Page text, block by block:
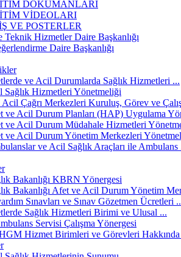
DÖKÜMANLARI
VİDEOLARI
VE POSTERLER
Hizmetler Daire Başkanlığı
Daire Başkanlığı
ve Acil Durumlarda Sağlık Hizmetleri ...
Sağlık Hizmetleri Yönetmeliği
Acil Çağrı Merkezleri Kuruluş, Görev ve
ve Acil Durum Planları (HAP) Uygulama
ve Acil Durum Müdahale Hizmetleri
ve Acil Durum Yönetim Merkezleri
ve Acil Sağlık Araçları ile Ambulans
Bakanlığı KBRN Yönergesi
Bakanlığı Afet ve Acil Durum Yönetim
Sınavları ve Sınav Gözetmen Ücretleri
Sağlık Hizmetleri Birimi ve Ulusal ...
Servisi Çalışma Yönergesi
Hizmet Birimleri ve Görevleri Hakkında